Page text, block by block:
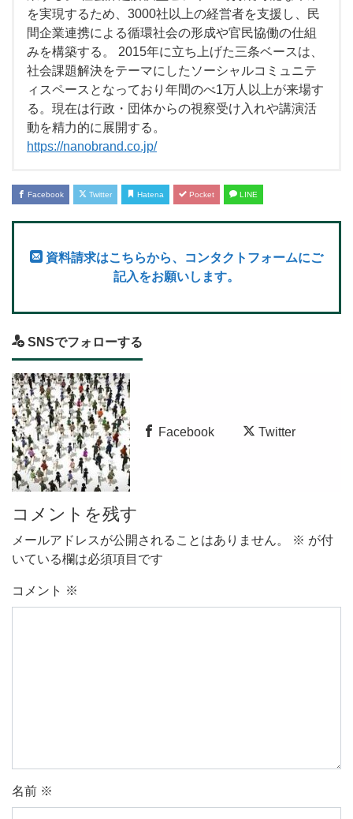
を実現するため、3000社以上の経営者を支援し、民
間企業連携による循環社会の形成や官民協働の仕組
みを構築する。 2015年に立ち上げた三条ベースは、
社会課題解決をテーマにしたソーシャルコミュニテ
ィスペースとなっており年間のべ1万人以上が来場す
る。現在は行政・団体からの視察受け入れや講演活
動を精力的に展開する。
https://nanobrand.co.jp/
Facebook Twitter Hatena Pocket LINE
資料請求はこちらから、コンタクトフォームにご
記入をお願いします。
SNSでフォローする
Facebook Twitter
コメントを残す
メールアドレスが公開されることはありません。 ※ が付
いている欄は必須項目です
コメント ※
名前 ※